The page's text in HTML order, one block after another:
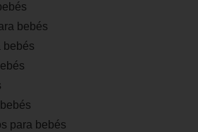
bebés
bebés
para bebés